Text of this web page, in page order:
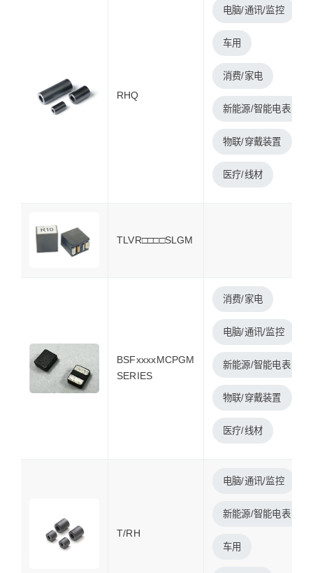
RHQ
电脑/通讯/监控
车用
消费/家电
新能源/智能电表
物联/穿戴装置
医疗/线材
TLVR□□□□SLGM
BSFxxxxMCPGM
SERIES
消费/家电
电脑/通讯/监控
新能源/智能电表
物联/穿戴装置
医疗/线材
T/RH
电脑/通讯/监控
新能源/智能电表
车用